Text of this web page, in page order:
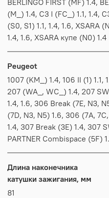
(M_) 1.4, C3 I (FC_) 1.1, 1.4,
(S0, S1) 1.1, 1.4, 1.6, XSARA
1.4, 1.6, XSARA купе (N0) 1.4
Peugeot
1007 (KM_) 1.4, 106 II (1) 1.1,
207 (WA_, WC_) 1.4, 207
1.4, 1.6, 306 Break (7E, N3,
(7D, N3, N5) 1.6, 306 (7A,
1.4, 307 Break (3E) 1.4, 307
PARTNER Combispace (5F)
Длина наконечника
катушки зажигания, мм
81